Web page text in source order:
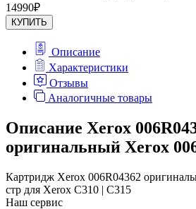
14990₽
КУПИТЬ
Описание
Характеристики
Отзывы
Аналогичные товары
Описание Xerox
оригинальный Xerox
Картридж Xerox 006R04362
стр для Xerox C310 | C315
Наш сервис